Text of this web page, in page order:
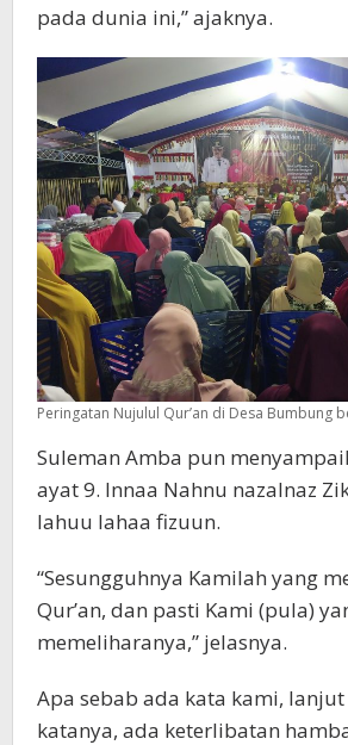
pada dunia ini,” ajaknya.
Peringatan Nujulul Qur’an di Desa Bumbung
Suleman Amba pun
ayat 9. Innaa Nahnu nazalnaz
lahuu lahaa fizuun.
“Sesungguhnya Kamilah yang
Qur’an, dan pasti Kami (pula)
memeliharanya,” jelasnya.
Apa sebab ada kata kami,
katanya, ada keterlibatan